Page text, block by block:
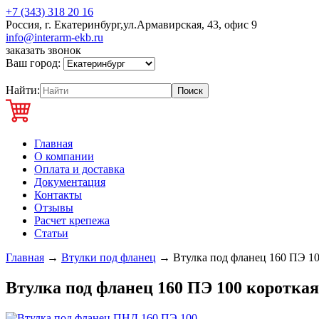
+7 (343) 318 20 16
Россия, г. Екатеринбург,ул.Армавирская, 43, офис 9
info@interarm-ekb.ru
заказать звонок
Ваш город:
Найти:
Главная
О компании
Оплата и доставка
Документация
Контакты
Отзывы
Расчет крепежа
Статьи
Главная → Втулки под фланец → Втулка под фланец 160 ПЭ
Втулка под фланец 160 ПЭ 100 короткая